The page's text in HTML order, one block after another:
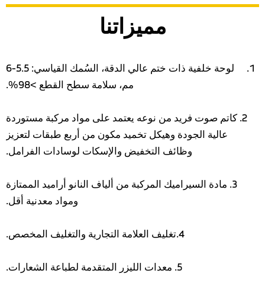
مميزاتنا
لوحة خلفية ذات ختم عالي الدقة، السُمك القياسي: 5.5-6
مم، سلامة سطح القطع >98%.
2. كاتم صوت فريد من نوعه يعتمد على مواد مركبة مستوردة
عالية الجودة وهيكل تخميد مكون من أربع طبقات لتعزيز
وظائف التخفيض والإسكات لوسادات الفرامل.
3. مادة السيراميك المركبة من ألياف النانو أراميد الممتازة
ومواد معدنية أقل.
4.تغليف العلامة التجارية والتغليف المخصص.
5. معدات الليزر المتقدمة لطباعة الشعارات.